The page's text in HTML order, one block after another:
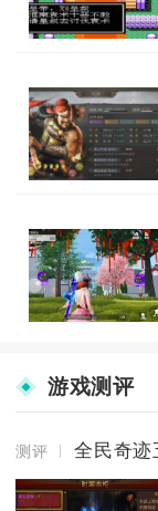
游戏测评
测评 全民奇迹